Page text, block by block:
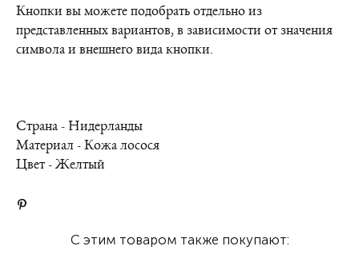
Кнопки вы можете подобрать отдельно из
представленных вариантов, в зависимости от значения
символа и внешнего вида кнопки.
Страна - Нидерланды
Материал - Кожа лосося
Цвет - Желтый
С этим товаром также покупают: